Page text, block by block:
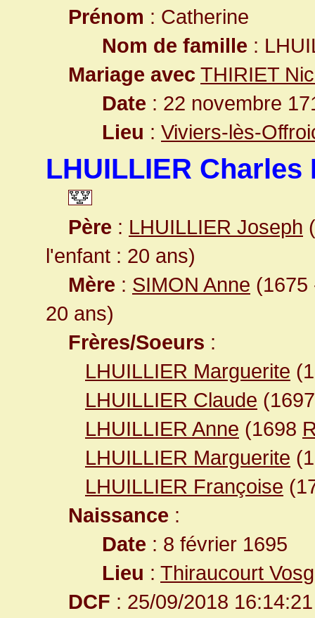
Prénom : Catherine
Nom de famille :
Mariage avec THIRIET
Date : 22 novembre
Lieu : Viviers-lès-
LHUILLIER Charles
Père : LHUILLIER Joseph
l'enfant : 20 ans)
Mère : SIMON Anne (1675
20 ans)
Frères/Soeurs :
LHUILLIER Marguerite
LHUILLIER Claude
LHUILLIER Anne (1698
LHUILLIER Marguerite
LHUILLIER Françoise
Naissance :
Date : 8 février 1695
Lieu : Thiraucourt
DCF : 25/09/2018 16:14:21